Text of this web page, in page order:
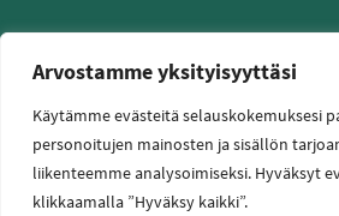
Arvostamme yksityisyyttäsi
Käytämme evästeitä selauskokemuksesi
personoitujen mainosten ja sisällön
liikenteemme analysoimiseksi. Hyväksyt
klikkaamalla ”Hyväksy kaikki”.
Tietoa sivustosta
Tietosuojaseloste
Saavutettavuusseloste